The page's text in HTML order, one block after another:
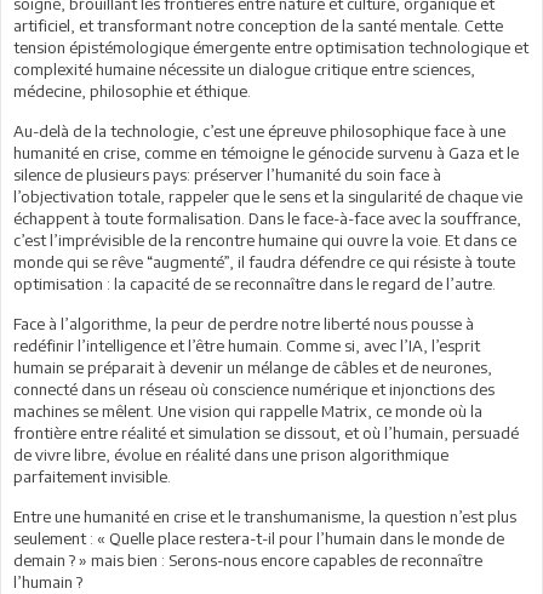
soigné, brouillant les frontières entre nature et culture, organique et
artificiel, et transformant notre conception de la santé mentale. Cette
tension épistémologique émergente entre optimisation technologique et
complexité humaine nécessite un dialogue critique entre sciences,
médecine, philosophie et éthique.
Au-delà de la technologie, c’est une épreuve philosophique face à une
humanité en crise, comme en témoigne le génocide survenu à Gaza et le
silence de plusieurs pays: préserver l’humanité du soin face à
l’objectivation totale, rappeler que le sens et la singularité de chaque vie
échappent à toute formalisation. Dans le face-à-face avec la souffrance,
c’est l’imprévisible de la rencontre humaine qui ouvre la voie. Et dans ce
monde qui se rêve “augmenté”, il faudra défendre ce qui résiste à toute
optimisation : la capacité de se reconnaître dans le regard de l’autre.
Face à l’algorithme, la peur de perdre notre liberté nous pousse à
redéfinir l’intelligence et l’être humain. Comme si, avec l’IA, l’esprit
humain se préparait à devenir un mélange de câbles et de neurones,
connecté dans un réseau où conscience numérique et injonctions des
machines se mêlent. Une vision qui rappelle Matrix, ce monde où la
frontière entre réalité et simulation se dissout, et où l’humain, persuadé
de vivre libre, évolue en réalité dans une prison algorithmique
parfaitement invisible.
Entre une humanité en crise et le transhumanisme, la question n’est plus
seulement : « Quelle place restera-t-il pour l’humain dans le monde de
demain ? » mais bien : Serons-nous encore capables de reconnaître
l’humain ?